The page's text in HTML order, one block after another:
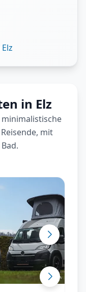
in Elz
mit